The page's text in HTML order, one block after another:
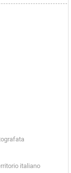
italiano